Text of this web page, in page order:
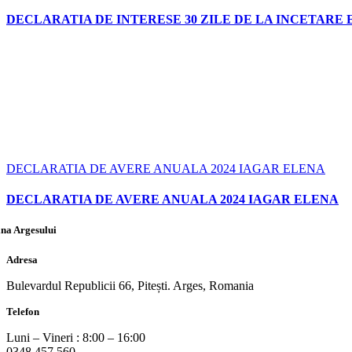
DECLARATIA DE INTERESE 30 ZILE DE LA INCETARE
DECLARATIA DE AVERE ANUALA 2024 IAGAR ELENA
DECLARATIA DE AVERE ANUALA 2024 IAGAR ELENA
Argesului
Adresa
Bulevardul Republicii 66, Pitești. Arges, Romania
Telefon
Luni – Vineri : 8:00 – 16:00